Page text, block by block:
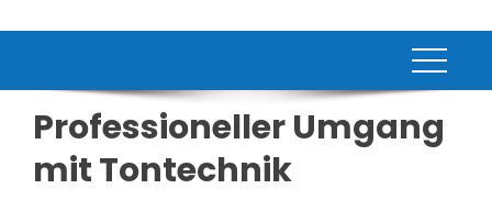
Professioneller Umgang
mit Tontechnik